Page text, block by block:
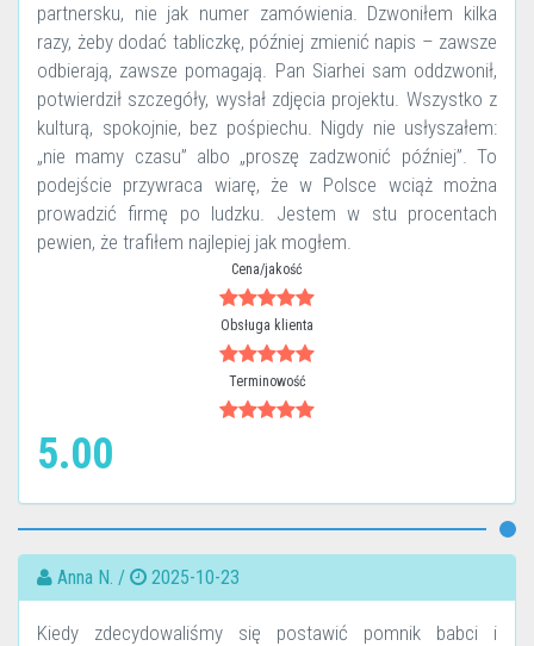
partnersku, nie jak numer zamówienia. Dzwoniłem kilka
razy, żeby dodać tabliczkę, później zmienić napis – zawsze
odbierają, zawsze pomagają. Pan Siarhei sam oddzwonił,
potwierdził szczegóły, wysłał zdjęcia projektu. Wszystko z
kulturą, spokojnie, bez pośpiechu. Nigdy nie usłyszałem:
„nie mamy czasu” albo „proszę zadzwonić później”. To
podejście przywraca wiarę, że w Polsce wciąż można
prowadzić firmę po ludzku. Jestem w stu procentach
pewien, że trafiłem najlepiej jak mogłem.
Cena/jakość
Obsługa klienta
Terminowość
5.00
Anna N. / 2025-10-23
Kiedy zdecydowaliśmy się postawić pomnik babci i